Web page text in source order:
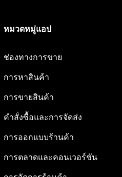
หมวดหมู่แอป
ช่องทางการขาย
การหาสินค้า
การขายสินค้า
คำสั่งซื้อและการจัดส่ง
การออกแบบร้านค้า
การตลาดและคอนเวอร์ชัน